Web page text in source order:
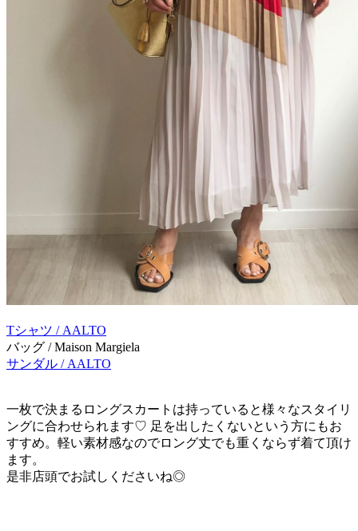
Tシャツ / AALTO
バッグ / Maison Margiela
サンダル / AALTO
一枚で決まるロングスカートは持っていると様々なスタイリ
ングに合わせられます♡ 足を出したくないという方にもお
すすめ。軽い素材感なのでロング丈でも重くならず着て頂け
ます。
是非店頭でお試しくださいね◎